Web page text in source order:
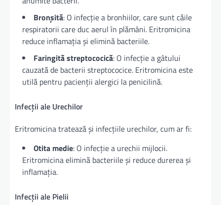
Bronșită: O infecție a bronhiilor, care sunt căile
respiratorii care duc aerul în plămâni. Eritromicina
reduce inflamația și elimină bacteriile.
Faringită streptococică: O infecție a gâtului
cauzată de bacterii streptococice. Eritromicina este
utilă pentru pacienții alergici la penicilină.
Infecții ale Urechilor
Eritromicina tratează și infecțiile urechilor, cum ar fi:
Otita medie: O infecție a urechii mijlocii.
Eritromicina elimină bacteriile și reduce durerea și
inflamația.
Infecții ale Pielii